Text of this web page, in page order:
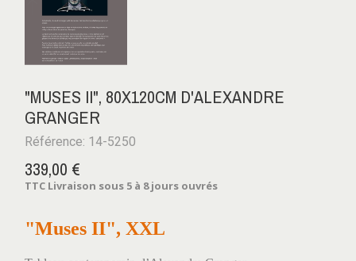
"MUSES II", 80X120CM D'ALEXANDRE
GRANGER
Référence: 14-5250
339,00 €
TTC Livraison sous 5 à 8 jours ouvrés
"Muses II", XXL